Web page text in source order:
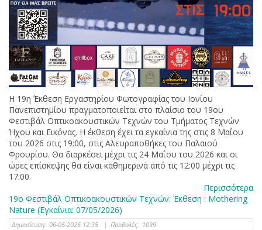
Η 19η Έκθεση Εργαστηρίου Φωτογραφίας του Ιονίου
Πανεπιστηµίου πραγματοποιείται στο πλαίσιο του 19ου
Φεστιβάλ Οπτικοακουστικών Τεχνών του Τµήµατος Τεχνών
Ήχου και Εικόνας. Η έκθεση έχει τα εγκαίνια της στις 8 Μαΐου
του 2026 στις 19:00, στις Αλευραποθήκες του Παλαιού
Φρουρίου. Θα διαρκέσει µέχρι τις 24 Μαΐου του 2026 και οι
ώρες επίσκεψης θα είναι καθημερινά από τις 12:00 µέχρι τις
17:00.
Περισσότερα
19ο Φεστιβάλ Οπτικοακουστικών Τεχνών: Έκθεση : Mothering
Nature (Εγκαίνια: 07/05/2026)
Δημοσίευση: 06-05-2026 12:35 | Προβολές: 1099